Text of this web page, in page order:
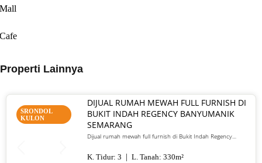
Mall
Cafe
Properti Lainnya
SRONDOL
KULON
DIJUAL RUMAH MEWAH FULL FURNISH DI
BUKIT INDAH REGENCY BANYUMANIK
SEMARANG
Dijual rumah mewah full furnish di Bukit Indah Regency
premium. Harga 5 M nego
K. Tidur: 3 L. Tanah: 330m²